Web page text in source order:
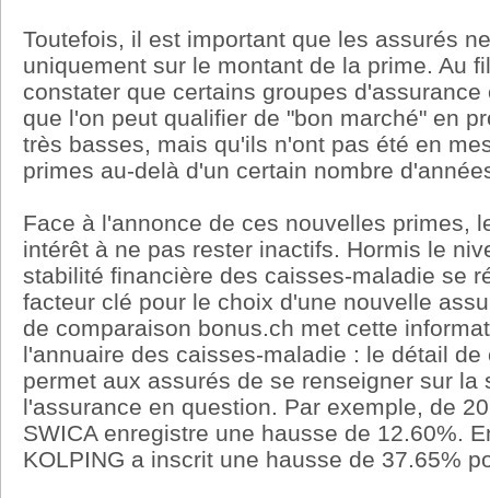
Toutefois, il est important que les assurés
uniquement sur le montant de la prime. Au
constater que certains groupes
que l'on peut qualifier de "bon marché" en
très basses, mais qu'ils n'ont pas été en
primes au-delà d'un certain nombre
Face à l'annonce de ces nouvelles primes,
intérêt à ne pas rester inactifs. Hormis le
stabilité financière des caisses-maladie se
facteur clé pour le choix d'une nouvelle
de comparaison bonus.ch met cette
l'annuaire des caisses-maladie : le détail de
permet aux assurés de se renseigner sur la
l'assurance en question. Par exemple, de
SWICA enregistre une hausse de 12.60%.
KOLPING a inscrit une hausse de 37.65%